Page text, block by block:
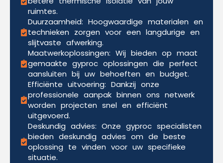
ruimtes.
Duurzaamheid: Hoogwaardige materialen en
technieken zorgen voor een langdurige en
slijtvaste afwerking.
Maatwerkoplossingen: Wij bieden op maat
gemaakte gyproc oplossingen die perfect
aansluiten bij uw behoeften en budget.
Efficiënte uitvoering: Dankzij onze
professionele aanpak binnen ons netwerk
worden projecten snel en efficiënt
uitgevoerd.
Deskundig advies: Onze gyproc specialisten
bieden deskundig advies om de beste
oplossing te vinden voor uw specifieke
situatie.